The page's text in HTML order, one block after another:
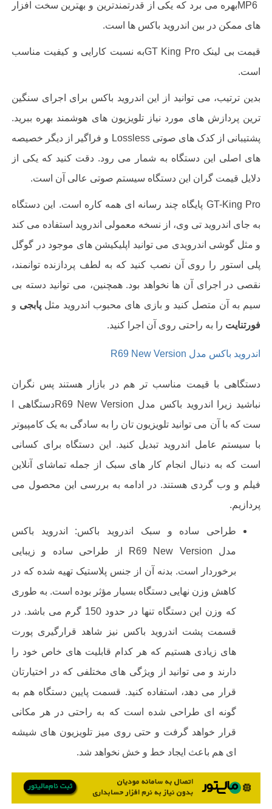
MP6بهره می برد که یکی از قدرتمندترین و بهترین سخت افزار
های ممکن در بین اندروید باکس ها است.
قیمت بی لینکGT King Proبه نسبت کارایی و کیفیت مناسب
است.
بدین ترتیب، می توانید از این اندروید باکس برای اجرای سنگین
ترین پردازش های مورد نیاز تلویزیون های هوشمند بهره ببرید.
پشتیبانی از کدک های صوتی Lossless و فراگیر از دیگر خصیصه
های اصلی این دستگاه به شمار می رود. دقت کنید که یکی از
دلایل قیمت گران این دستگاه سیستم صوتی عالی آن است.
GT-King Pro پایگاه چند رسانه ای همه کاره است. این دستگاه
به جای اندروید تی وی، از نسخه معمولی اندروید استفاده می کند
و مثل گوشی اندرویدی می توانید اپلیکیشن های موجود در گوگل
پلی استور را روی آن نصب کنید که به لطف پردازنده توانمند،
نقصی در اجرای آن ها نخواهد بود. همچنین، می توانید دسته بی
سیم به آن متصل کنید و بازی های محبوب اندروید مثل پابجی و
فورتنایت را به راحتی روی آن اجرا کنید.
اندروید باکس مدل R69 New Version
دستگاهی با قیمت مناسب تر هم در بازار هستند پس نگران
نباشید زیرا اندروید باکس مدل R69 New Versionدستگاهی ا
ست که با آن می توانید تلویزیون تان را به سادگی به یک کامپیوتر
با سیستم عامل اندروید تبدیل کنید. این دستگاه برای کسانی
است که به دنبال انجام کار های سبک از جمله تماشای آنلاین
فیلم و وب گردی هستند. در ادامه به بررسی این محصول می
پردازیم.
طراحی ساده و سبک اندروید باکس:
اندروید باکس
مدل R69 New Version
از طراحی ساده و زیبایی
برخوردار است. بدنه آن از جنس پلاستیک تهیه شده که در
کاهش وزن نهایی دستگاه بسیار مؤثر بوده است. به طوری
که وزن این دستگاه تنها در حدود 150 گرم می باشد. در
قسمت پشت اندروید باکس نیز شاهد قرارگیری پورت
های زیادی هستیم که هر کدام قابلیت های خاص خود را
دارند و می توانید از ویژگی های مختلفی که در اختیارتان
قرار می دهد، استفاده کنید. قسمت پایین دستگاه هم به
گونه ای طراحی شده است که به راحتی در هر مکانی
قرار خواهد گرفت و حتی روی میز تلویزیون های شیشه
ای هم باعث ایجاد خط و خش نخواهد شد.